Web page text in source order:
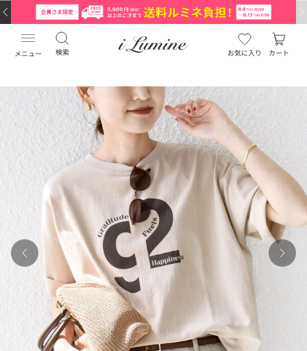
メニュー 検索 お気に入り カート